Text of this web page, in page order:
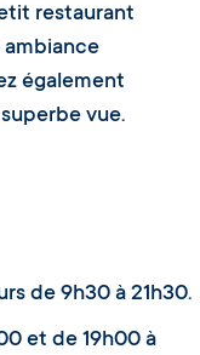
restaurant
ambiance
également
vue.
de 9h30 à 21h30.
et de 19h00 à